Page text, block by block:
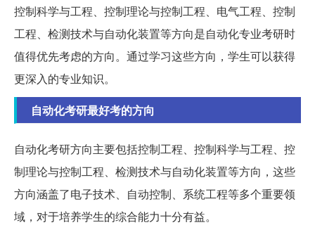
控制科学与工程、控制理论与控制工程、电气工程、控制
工程、检测技术与自动化装置等方向是自动化专业考研时
值得优先考虑的方向。通过学习这些方向，学生可以获得
更深入的专业知识。
自动化考研最好考的方向
自动化考研方向主要包括控制工程、控制科学与工程、控
制理论与控制工程、检测技术与自动化装置等方向，这些
方向涵盖了电子技术、自动控制、系统工程等多个重要领
域，对于培养学生的综合能力十分有益。